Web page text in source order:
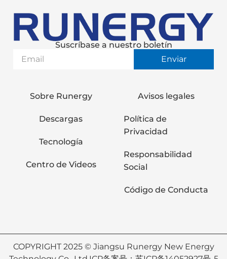
Suscríbase a nuestro boletín
Enviar
Sobre Runergy
Descargas
Tecnología
Centro de Videos
Avisos legales
Política de
Privacidad
Responsabilidad
Social
Código de Conducta
COPYRIGHT 2025 © Jiangsu Runergy New Energy